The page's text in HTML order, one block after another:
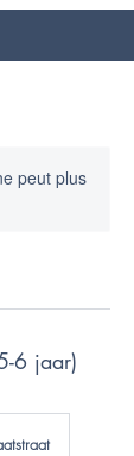
peut plus
6 jaar)